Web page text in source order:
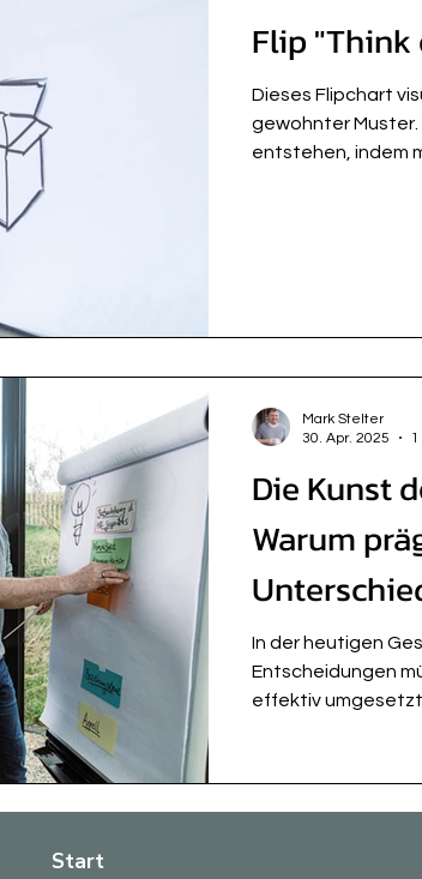
Flip
Dieses Flipchart
gewohnter Muster.
entstehen, indem
Die Kunst
Warum
In der heutigen
Entscheidungen
effektiv umgesetzt
Mark Stelter
30. Apr. 2025
Start